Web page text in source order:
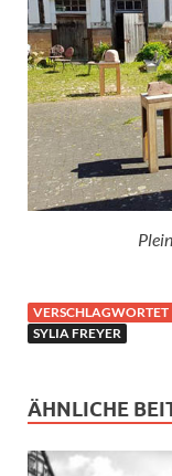
VERSCHLAGWORTET
SYLIA FREYER
ÄHNLICHE